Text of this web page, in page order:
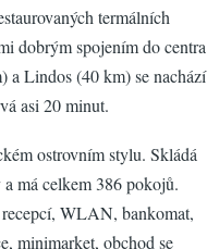
termálních
dobrým spojením do centra
a Lindos (40 km) se nachází
asi 20 minut.
ostrovním stylu. Skládá
má celkem 386 pokojů.
WLAN, bankomat,
minimarket, obchod se